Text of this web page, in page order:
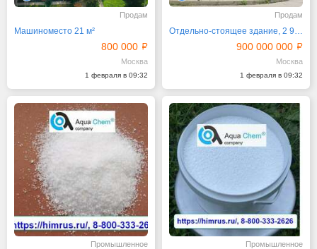
Продам
Машиноместо 21 м²
800 000
Москва
1 февраля в 09:32
Продам
Отдельно-стоящее здание, 2 973 м²
900 000 000
Москва
1 февраля в 09:32
Промышленное Промышленное